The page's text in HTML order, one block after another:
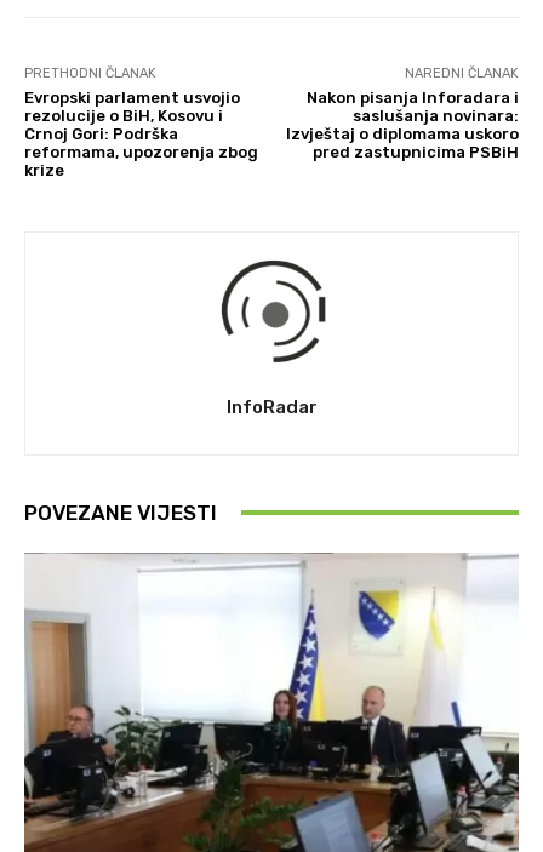
PRETHODNI ČLANAK
Evropski parlament usvojio
rezolucije o BiH, Kosovu i
Crnoj Gori: Podrška
reformama, upozorenja zbog
krize
NAREDNI ČLANAK
Nakon pisanja Inforadara i
saslušanja novinara:
Izvještaj o diplomama uskoro
pred zastupnicima PSBiH
InfoRadar
POVEZANE VIJESTI